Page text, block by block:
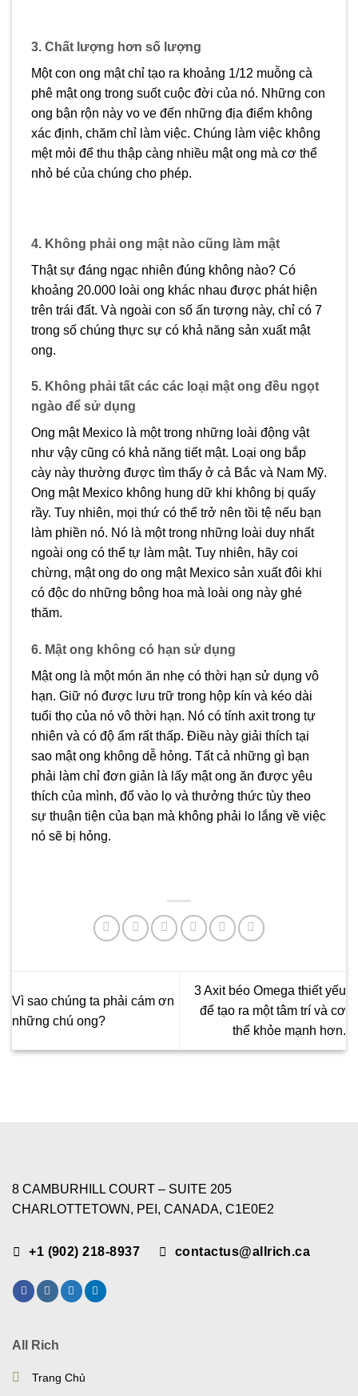
3. Chất lượng hơn số lượng
Một con ong mật chỉ tạo ra khoảng 1/12 muỗng cà
phê mật ong trong suốt cuộc đời của nó. Những con
ong bận rộn này vo ve đến những địa điểm không
xác định, chăm chỉ làm việc. Chúng làm việc không
mệt mỏi để thu thập càng nhiều mật ong mà cơ thể
nhỏ bé của chúng cho phép.
4. Không phải ong mật nào cũng làm mật
Thật sự đáng ngạc nhiên đúng không nào? Có
khoảng 20.000 loài ong khác nhau được phát hiện
trên trái đất. Và ngoài con số ấn tượng này, chỉ có 7
trong số chúng thực sự có khả năng sản xuất mật
ong.
5. Không phải tất các các loại mật ong đều ngọt
ngào để sử dụng
Ong mật Mexico là một trong những loài động vật
như vậy cũng có khả năng tiết mật. Loại ong bắp
cày này thường được tìm thấy ở cả Bắc và Nam Mỹ.
Ong mật Mexico không hung dữ khi không bị quấy
rầy. Tuy nhiên, mọi thứ có thể trở nên tồi tệ nếu bạn
làm phiền nó. Nó là một trong những loài duy nhất
ngoài ong có thể tự làm mật. Tuy nhiên, hãy coi
chừng, mật ong do ong mật Mexico sản xuất đôi khi
có độc do những bông hoa mà loài ong này ghé
thăm.
6. Mật ong không có hạn sử dụng
Mật ong là một món ăn nhẹ có thời hạn sử dụng vô
hạn. Giữ nó được lưu trữ trong hộp kín và kéo dài
tuổi thọ của nó vô thời hạn. Nó có tính axit trong tự
nhiên và có độ ẩm rất thấp. Điều này giải thích tại
sao mật ong không dễ hỏng. Tất cả những gì bạn
phải làm chỉ đơn giản là lấy mật ong ăn được yêu
thích của mình, đổ vào lọ và thưởng thức tùy theo
sự thuận tiện của bạn mà không phải lo lắng về việc
nó sẽ bị hỏng.
Vì sao chúng ta phải cám ơn
những chú ong?
3 Axit béo Omega thiết yếu
để tạo ra một tâm trí và cơ
thể khỏe mạnh hơn.
8 CAMBURHILL COURT – SUITE 205
CHARLOTTETOWN, PEI, CANADA, C1E0E2
+1 (902) 218-8937 contactus@allrich.ca
All Rich
Trang Chủ